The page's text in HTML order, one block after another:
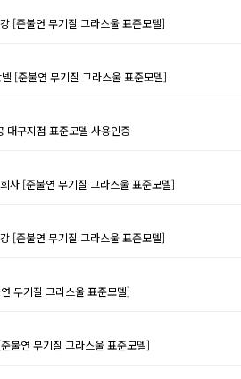
[준불연 무기질 그라스울 표준모델]
[준불연 무기질 그라스울 표준모델]
대구지점 표준모델 사용인증
사 [준불연 무기질 그라스울 표준모델]
[준불연 무기질 그라스울 표준모델]
무기질 그라스울 표준모델]
불연 무기질 그라스울 표준모델]